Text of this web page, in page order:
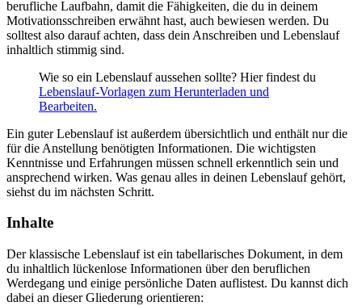
berufliche Laufbahn, damit die Fähigkeiten, die du in deinem
Motivationsschreiben erwähnt hast, auch bewiesen werden. Du
solltest also darauf achten, dass dein Anschreiben und Lebenslauf
inhaltlich stimmig sind.
Wie so ein Lebenslauf aussehen sollte? Hier findest du
Lebenslauf-Vorlagen zum Herunterladen und
Bearbeiten.
Ein guter Lebenslauf ist außerdem übersichtlich und enthält nur die
für die Anstellung benötigten Informationen. Die wichtigsten
Kenntnisse und Erfahrungen müssen schnell erkenntlich sein und
ansprechend wirken. Was genau alles in deinen Lebenslauf gehört,
siehst du im nächsten Schritt.
Inhalte
Der klassische Lebenslauf ist ein tabellarisches Dokument, in dem
du inhaltlich lückenlose Informationen über den beruflichen
Werdegang und einige persönliche Daten auflistest. Du kannst dich
dabei an dieser Gliederung orientieren: